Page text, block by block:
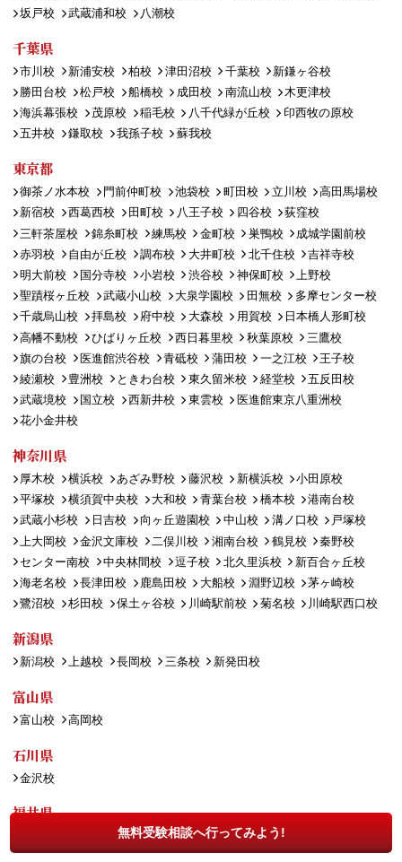
無料受験相談へ行ってみよう!
坂戸校
武蔵浦和校 八潮校
千葉県
市川校 新浦安校 柏校 津田沼校 千葉校
新鎌ヶ谷校
勝田台校
松戸校 船橋校 成田校 南流山校
木更津校
海浜幕張校
茂原校 稲毛校 八千代緑が丘校
印西牧の原校
五井校
鎌取校 我孫子校 蘇我校
東京都
御茶ノ水本校 門前仲町校 池袋校 町田校 立川校
高田馬場校
新宿校
西葛西校 田町校 八王子校 四谷校
荻窪校
三軒茶屋校
錦糸町校 練馬校 金町校 巣鴨校
成城学園前校
赤羽校
自由が丘校 調布校 大井町校 北千住校
吉祥寺校
明大前校
国分寺校 小岩校 渋谷校 神保町校
上野校
聖蹟桜ヶ丘校
武蔵小山校 大泉学園校 田無校
多摩センター校
千歳烏山校
拝島校 府中校 大森校 用賀校
日本橋人形町校
高幡不動校
ひばりヶ丘校 西日暮里校 秋葉原校
三鷹校
旗の台校
医進館渋谷校 青砥校 蒲田校 一之江校
王子校
綾瀬校
豊洲校 ときわ台校 東久留米校 経堂校
五反田校
武蔵境校
国立校 西新井校 東雲校
医進館東京八重洲校
花小金井校
神奈川県
厚木校 横浜校 あざみ野校 藤沢校 新横浜校
小田原校
平塚校
横須賀中央校 大和校 青葉台校 橋本校
港南台校
武蔵小杉校
日吉校 向ヶ丘遊園校 中山校 溝ノ口校
戸塚校
上大岡校
金沢文庫校 二俣川校 湘南台校 鶴見校
秦野校
センター南校
中央林間校 逗子校 北久里浜校
新百合ヶ丘校
海老名校
長津田校 鹿島田校 大船校 淵野辺校
茅ヶ崎校
鷺沼校
杉田校 保土ヶ谷校 川崎駅前校 菊名校 川崎駅西口校
新潟県
新潟校 上越校 長岡校 三条校 新発田校
富山県
富山校 高岡校
石川県
金沢校
福井県